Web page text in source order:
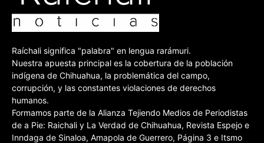
Raíchali significa "palabra" en lengua rarámuri.
Nuestra apuesta principal es la cobertura de la población
indígena de Chihuahua, la problemática del campo,
corrupción, y las constantes violaciones de derechos
humanos.
Formamos parte de la Alianza Tejiendo Medios de Periodistas
de a Pie: Raichali y La Verdad de Chihuahua, Revista Espejo e
Inndaga de Sinaloa, Amapola de Guerrero, Página 3 e Itsmo